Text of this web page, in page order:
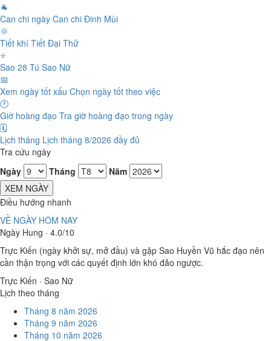
🐐
Can chi ngày Can chi Đinh Mùi
🌞
Tiết khí Tiết Đại Thử
⭐
Sao 28 Tú Sao Nữ
📅
Xem ngày tốt xấu Chọn ngày tốt theo việc
🕐
Giờ hoàng đạo Tra giờ hoàng đạo trong ngày
🗓️
Lịch tháng Lịch tháng 8/2026 đầy đủ
Tra cứu ngày
Ngày
Tháng
Năm
XEM NGÀY
Điều hướng nhanh
VỀ NGÀY HÔM NAY
Ngày Hung · 4.0/10
Trực Kiến (ngày khởi sự, mở đầu) và gặp Sao Huyền Vũ hắc đạo nên
cần thận trọng với các quyết định lớn khó đảo ngược.
Trực Kiến · Sao Nữ
Lịch theo tháng
Tháng 8 năm 2026
Tháng 9 năm 2026
Tháng 10 năm 2026